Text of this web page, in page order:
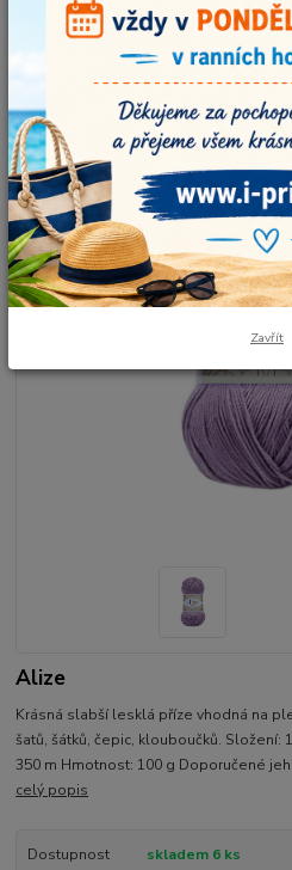
Alize Diva 622,
Alize
Krásná slabší lesklá příze vhodná na
šatů, šátků, čepic, klouboučků. Složení:
350 m Hmotnost: 100 g Doporučené
celý popis
Dostupnost skladem 6 ks
Zavřít